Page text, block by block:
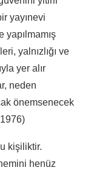
yayınevi
yapılmamış
yalnızlığı ve
yer alır
neden
önemsenecek
kişiliktir.
henüz